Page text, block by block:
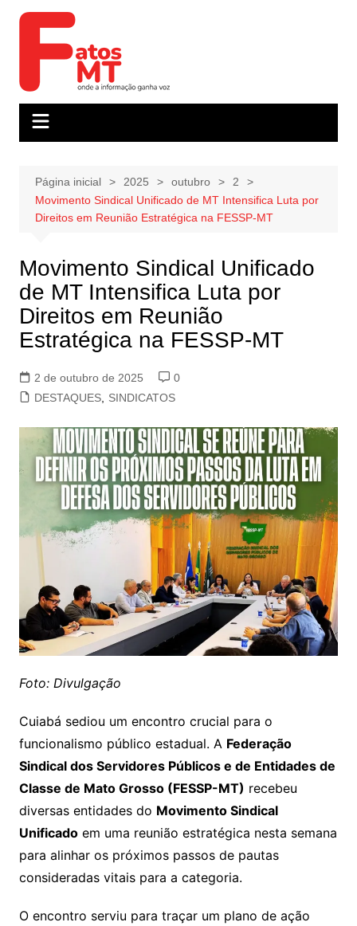
Página inicial 2025 outubro
2
Movimento Sindical Unificado de MT Intensifica Luta por
Direitos em Reunião Estratégica na FESSP-MT
Movimento Sindical Unificado
de MT Intensifica Luta por
Direitos em Reunião
Estratégica na FESSP-MT
2 de outubro de 2025
0
DESTAQUES, SINDICATOS
Foto: Divulgação
Cuiabá sediou um encontro crucial para o
funcionalismo público estadual. A Federação
Sindical dos Servidores Públicos e de Entidades de
Classe de Mato Grosso (FESSP-MT) recebeu
diversas entidades do Movimento Sindical
Unificadoem uma reunião estratégica nesta semana
para alinhar os próximos passos de pautas
consideradas vitais para a categoria.
O encontro serviu para traçar um plano de ação